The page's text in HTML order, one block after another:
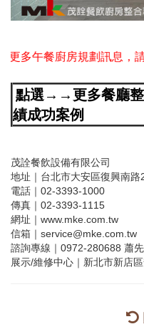
午餐廚房規劃訊息，請點
點選→→更多餐廳整
績成功案例
茂詮餐飲設備有限公司
地址｜台北市大安區復興南路
電話｜02-3393-1000
傳真｜02-3393-1115
網址｜www.mke.com.tw
信箱｜service@mke.com.tw
諮詢專線｜0972-280688 蕭
展示/維修中心｜新北市新店